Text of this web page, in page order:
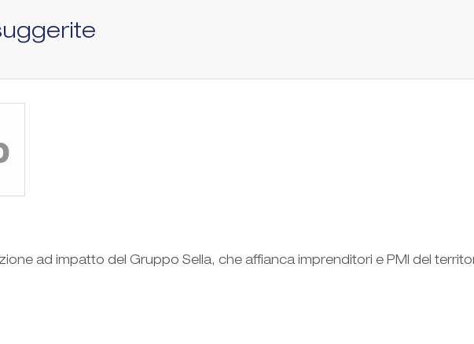
ad impatto del Gruppo Sella, che affianca imprenditori e PMI del